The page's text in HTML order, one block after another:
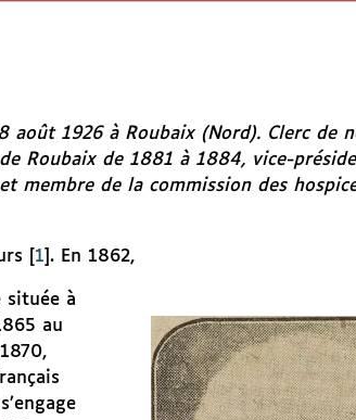
août 1926 à Roubaix (Nord). Clerc de
Roubaix de 1881 à 1884, vice-
membre de la commission des
1 . En 1862,
située à
au